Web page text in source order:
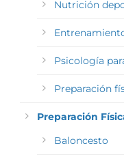
Nutrición
Psicología
Preparación
Preparación
Baloncesto